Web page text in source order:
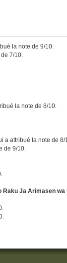
la note de 9/10.
7/10.
la note de 8/10.
a attribué la note de 8/
de 9/10.
Raku Ja Arimasen wa